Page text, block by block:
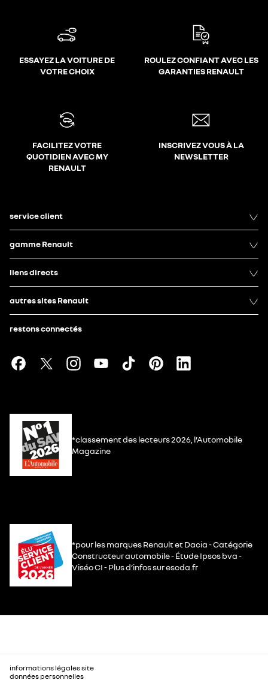
ESSAYEZ LA VOITURE DE
VOTRE CHOIX
ROULEZ CONFIANT AVEC LES
GARANTIES RENAULT
FACILITEZ VOTRE
QUOTIDIEN AVEC MY
RENAULT
INSCRIVEZ VOUS À LA
NEWSLETTER
service client
gamme Renault
liens directs
autres sites Renault
restons connectés
*classement des lecteurs 2026, l’Automobile
Magazine
*pour les marques Renault et Dacia - Catégorie
Constructeur automobile - Étude Ipsos bva -
Viséo CI - Plus d’infos sur escda.fr
informations légales site
données personnelles